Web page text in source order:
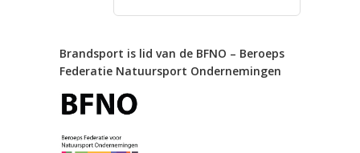
Brandsport is lid van de BFNO – Beroeps
Federatie Natuursport Ondernemingen